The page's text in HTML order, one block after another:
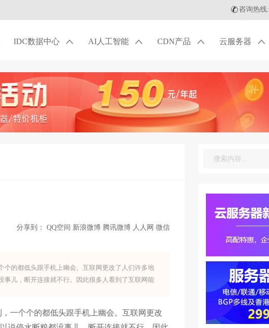
咨询热线:
IDC数据中心 AI人工智能 CDN产品 云服务器
分享到： QQ空间 新浪微博 腾讯微博 人人网 微信
的都低头跟手机上幽会。互联网更改了人们许多地
事儿，断开连接就不行。因此很多人看到了互联网能
一个个的都低头跟手机上幽会。互联网更改